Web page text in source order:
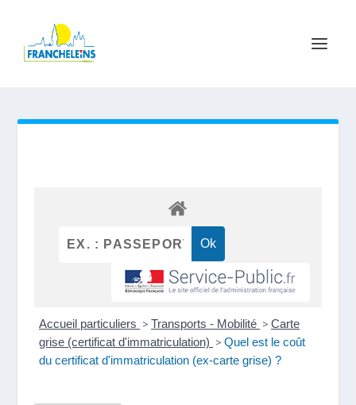
Accueil particuliers > Transports - Mobilité > Carte
grise (certificat d'immatriculation) > Quel est le coût
du certificat d'immatriculation (ex-carte grise) ?